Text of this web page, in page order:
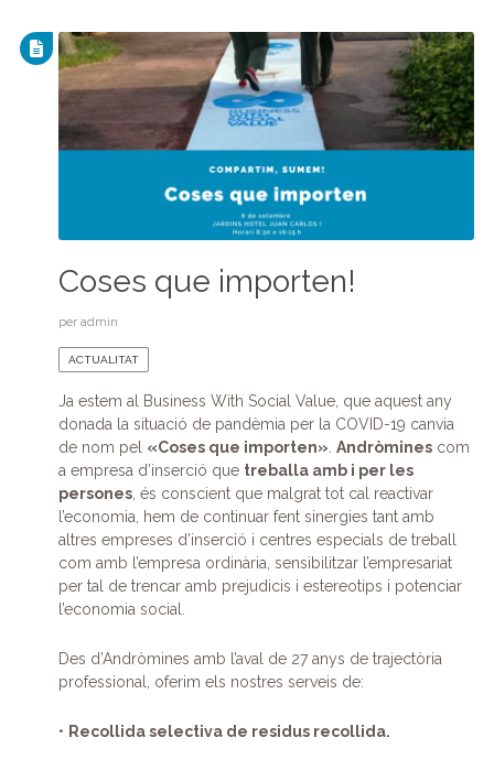
Coses que importen!
per admin
ACTUALITAT
Ja estem al Business With Social Value, que aquest any
donada la situació de pandèmia per la COVID-19 canvia
de nom pel «Coses que importen» Andròminescom
a empresa d’inserció que treballa amb i per les
persones, és conscient que malgrat tot cal reactivar
l’economia, hem de continuar fent sinergies tant amb
altres empreses d’inserció i centres especials de treball
com amb l’empresa ordinària, sensibilitzar l’empresariat
per tal de trencar amb prejudicis i estereotips i potenciar
l’economia social.
Des d’Andròmines amb l’aval de 27 anys de trajectòria
professional, oferim els nostres serveis de:
• Recollida selectiva de residus recollida.